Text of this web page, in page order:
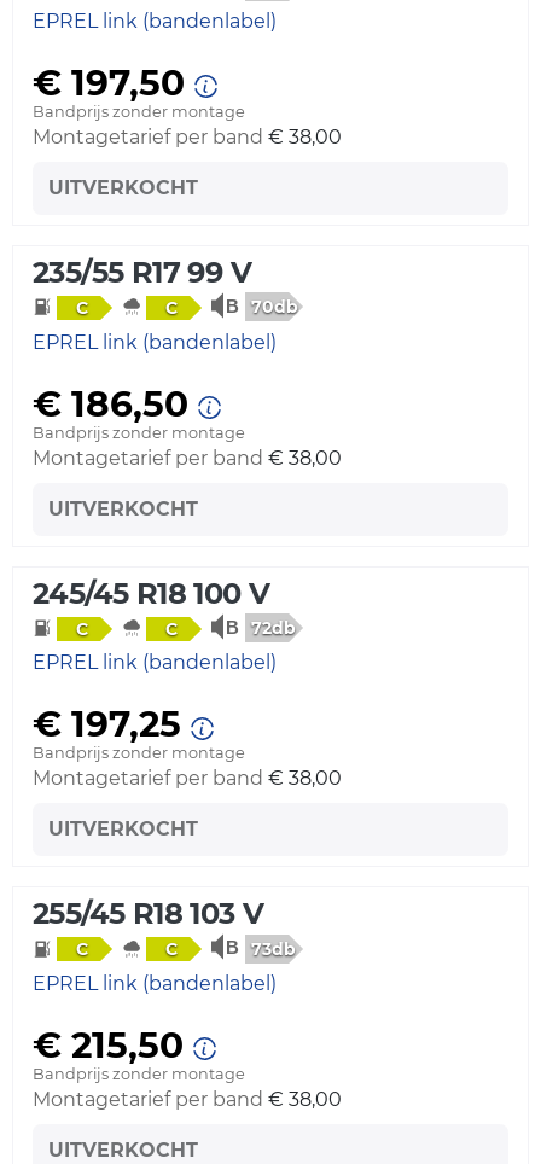
EPREL link (bandenlabel)
€ 197,50
Bandprijs zonder montage
Montagetarief per band € 38,00
UITVERKOCHT
235/55 R17 99 V
C C 70db
EPREL link (bandenlabel)
€ 186,50
Bandprijs zonder montage
Montagetarief per band € 38,00
UITVERKOCHT
245/45 R18 100 V
C C 72db
EPREL link (bandenlabel)
€ 197,25
Bandprijs zonder montage
Montagetarief per band € 38,00
UITVERKOCHT
255/45 R18 103 V
C C 73db
EPREL link (bandenlabel)
€ 215,50
Bandprijs zonder montage
Montagetarief per band € 38,00
UITVERKOCHT